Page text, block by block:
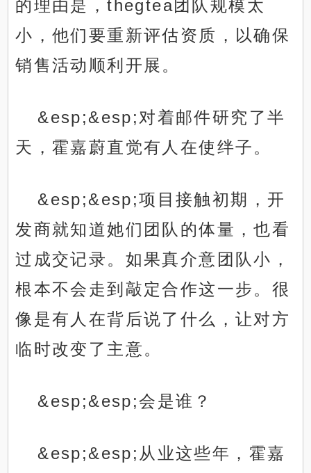
的理由是，thegtea团队规模太
小，他们要重新评估资质，以确保
销售活动顺利开展。
&esp;&esp;对着邮件研究了半
天，霍嘉蔚直觉有人在使绊子。
&esp;&esp;项目接触初期，开
发商就知道她们团队的体量，也看
过成交记录。如果真介意团队小，
根本不会走到敲定合作这一步。很
像是有人在背后说了什么，让对方
临时改变了主意。
&esp;&esp;会是谁？
&esp;&esp;从业这些年，霍嘉